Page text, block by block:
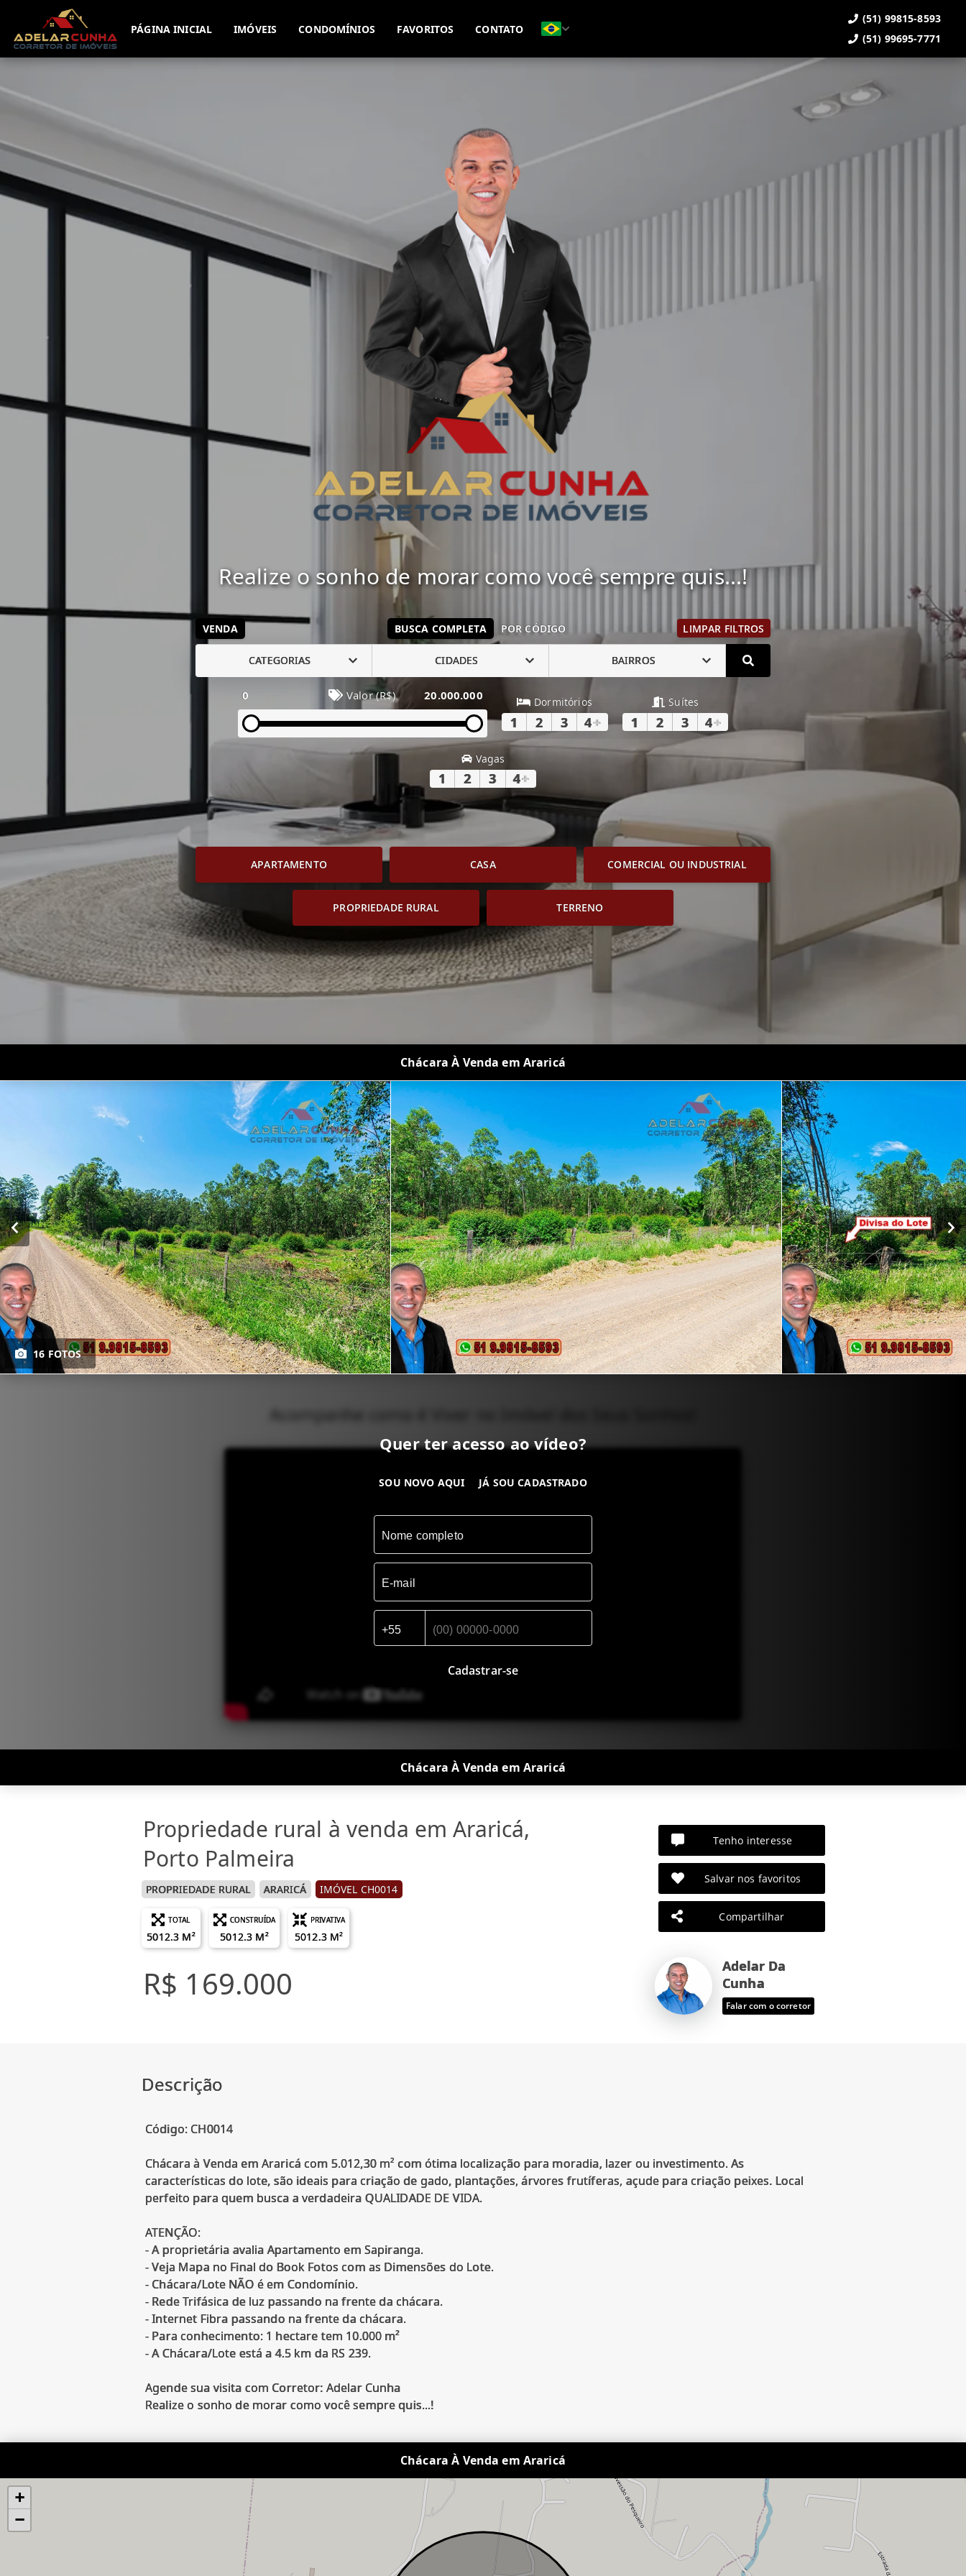
(51) 99815-8593 (51) 99695-7771
PÁGINA INICIAL IMÓVEIS CONDOMÍNIOS FAVORITOS CONTATO
(51) 99815-8593
(51) 99695-7771
Realize o sonho de morar como você sempre quis...!
VENDA BUSCA COMPLETA POR CÓDIGO LIMPAR FILTROS
CATEGORIAS CIDADES BAIRROS
0 Valor (R$) 20.000.000 Dormitórios
1 2 3 4+
Suítes
1 2 3 4+
Vagas
1 2 3 4+
APARTAMENTO CASA COMERCIAL OU INDUSTRIAL
PROPRIEDADE RURAL TERRENO
Chácara À Venda em Araricá
16 FOTOS
Quer ter acesso ao vídeo?
SOU NOVO AQUI JÁ SOU CADASTRADO
Cadastrar-se
Acompanhe como é Viver no Imóvel dos Seus Sonhos!
Chácara À Venda em Araricá
Propriedade rural à venda em Araricá,
Porto Palmeira
PROPRIEDADE RURAL ARARICÁ IMÓVEL CH0014
TOTAL
5012.3 M²
CONSTRUÍDA
5012.3 M²
PRIVATIVA
5012.3 M²
R$ 169.000
Tenho interesse
Salvar nos favoritos
Compartilhar
Adelar Da
Cunha
Falar com o corretor
Descrição
Código: CH0014
Chácara à Venda em Araricá com 5.012,30 m² com ótima localização para moradia, lazer ou investimento. As
características do lote, são ideais para criação de gado, plantações, árvores frutíferas, açude para criação peixes. Local
perfeito para quem busca a verdadeira QUALIDADE DE VIDA.
ATENÇÃO:
- A proprietária avalia Apartamento em Sapiranga.
- Veja Mapa no Final do Book Fotos com as Dimensões do Lote.
- Chácara/Lote NÃO é em Condomínio.
- Rede Trifásica de luz passando na frente da chácara.
- Internet Fibra passando na frente da chácara.
- Para conhecimento: 1 hectare tem 10.000 m²
- A Chácara/Lote está a 4.5 km da RS 239.
Agende sua visita com Corretor: Adelar Cunha
Chácara À Venda em Araricá
+
−